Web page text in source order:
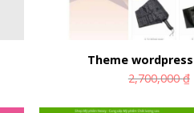
Theme
2,700,000₫